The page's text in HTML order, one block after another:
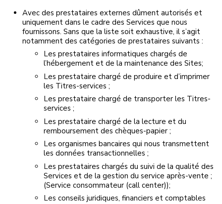
Avec des prestataires externes dûment autorisés et
uniquement dans le cadre des Services que nous
fournissons. Sans que la liste soit exhaustive, il s’agit
notamment des catégories de prestataires suivants :
Les prestataires informatiques chargés de
l’hébergement et de la maintenance des Sites;
Les prestataire chargé de produire et d’imprimer
les Titres-services ;
Les prestataire chargé de transporter les Titres-
services ;
Les prestataire chargé de la lecture et du
remboursement des chèques-papier ;
Les organismes bancaires qui nous transmettent
les données transactionnelles ;
Les prestataires chargés du suivi de la qualité des
Services et de la gestion du service après-vente ;
(Service consommateur (call center));
Les conseils juridiques, financiers et comptables